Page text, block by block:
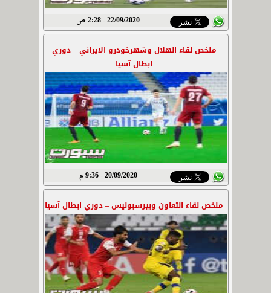
22/09/2020 - 2:28 ص
ملخص لقاء الهلال وشهرخودرو الايراني – دوري
ابطال آسيا
20/09/2020 - 9:36 م
ملخص لقاء التعاون وبيرسبوليس – دوري ابطال آسيا